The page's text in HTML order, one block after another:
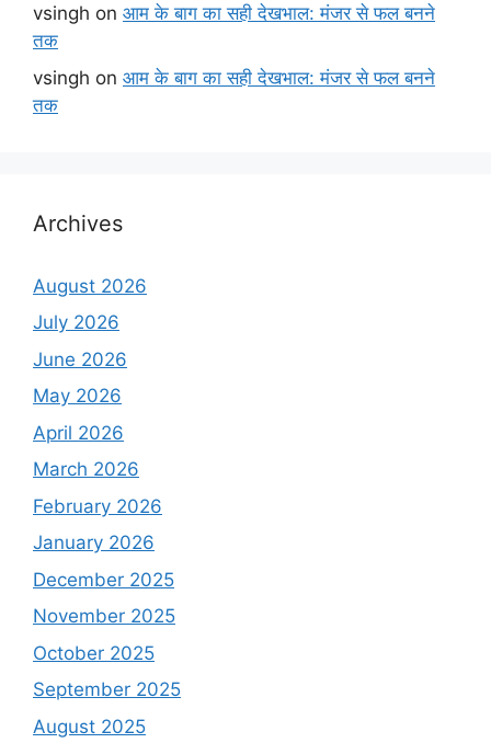
vsingh on आम के बाग का सही देखभाल: मंजर से फल बनने
तक
vsingh on आम के बाग का सही देखभाल: मंजर से फल बनने
तक
Archives
August 2026
July 2026
June 2026
May 2026
April 2026
March 2026
February 2026
January 2026
December 2025
November 2025
October 2025
September 2025
August 2025